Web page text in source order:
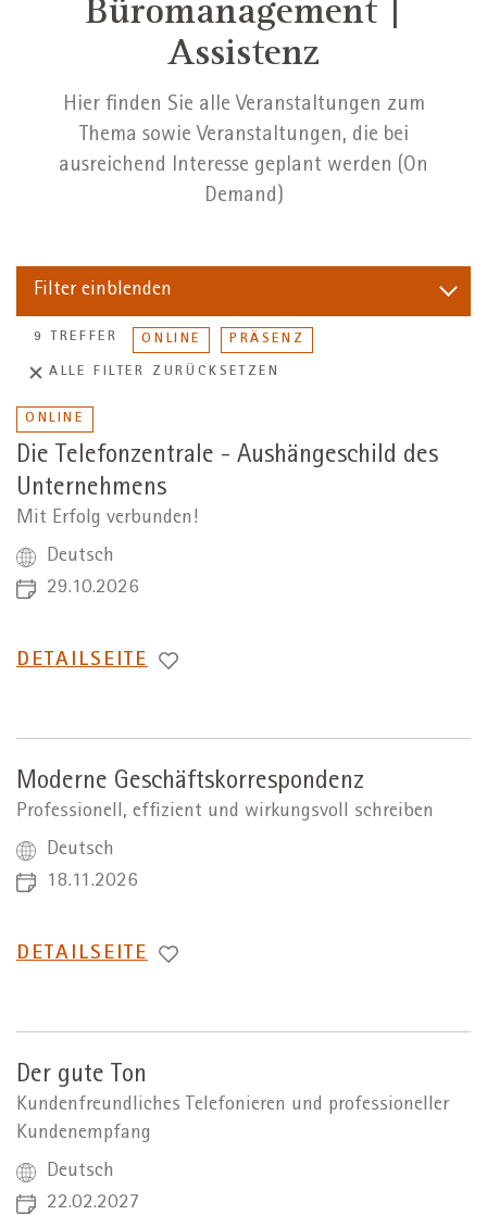
Büromanagement |
Assistenz
Hier finden Sie alle Veranstaltungen zum
Thema sowie Veranstaltungen, die bei
ausreichend Interesse geplant werden (On
Demand)
Filter einblenden
9 TREFFER ONLINE PRÄSENZ
ALLE FILTER ZURÜCKSETZEN
ONLINE
Die Telefonzentrale - Aushängeschild des
Unternehmens
Mit Erfolg verbunden!
Deutsch
29.10.2026
WECHSEL
DETAILSEITE
Moderne Geschäftskorrespondenz
Professionell, effizient und wirkungsvoll schreiben
Deutsch
18.11.2026
WECHSEL
DETAILSEITE
Der gute Ton
Kundenfreundliches Telefonieren und professioneller
Kundenempfang
Deutsch
22.02.2027